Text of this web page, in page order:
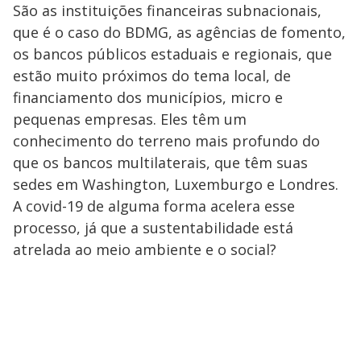
São as instituições financeiras subnacionais,
que é o caso do BDMG, as agências de fomento,
os bancos públicos estaduais e regionais, que
estão muito próximos do tema local, de
financiamento dos municípios, micro e
pequenas empresas. Eles têm um
conhecimento do terreno mais profundo do
que os bancos multilaterais, que têm suas
sedes em Washington, Luxemburgo e Londres.
A covid-19 de alguma forma acelera esse
processo, já que a sustentabilidade está
atrelada ao meio ambiente e o social?